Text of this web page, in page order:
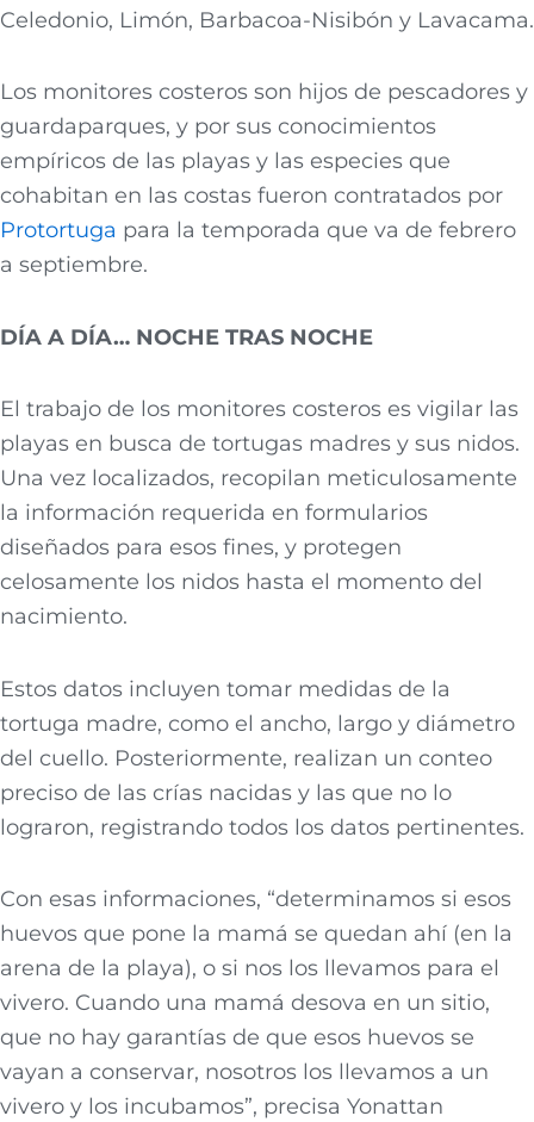
Celedonio, Limón, Barbacoa-Nisibón y Lavacama.
Los monitores costeros son hijos de pescadores y
guardaparques, y por sus conocimientos
empíricos de las playas y las especies que
cohabitan en las costas fueron contratados por
Protortuga para la temporada que va de febrero
a septiembre.
DÍA A DÍA… NOCHE TRAS NOCHE
El trabajo de los monitores costeros es vigilar las
playas en busca de tortugas madres y sus nidos.
Una vez localizados, recopilan meticulosamente
la información requerida en formularios
diseñados para esos fines, y protegen
celosamente los nidos hasta el momento del
nacimiento.
Estos datos incluyen tomar medidas de la
tortuga madre, como el ancho, largo y diámetro
del cuello. Posteriormente, realizan un conteo
preciso de las crías nacidas y las que no lo
lograron, registrando todos los datos pertinentes.
Con esas informaciones, “determinamos si esos
huevos que pone la mamá se quedan ahí (en la
arena de la playa), o si nos los llevamos para el
vivero. Cuando una mamá desova en un sitio,
que no hay garantías de que esos huevos se
vayan a conservar, nosotros los llevamos a un
vivero y los incubamos”, precisa Yonattan